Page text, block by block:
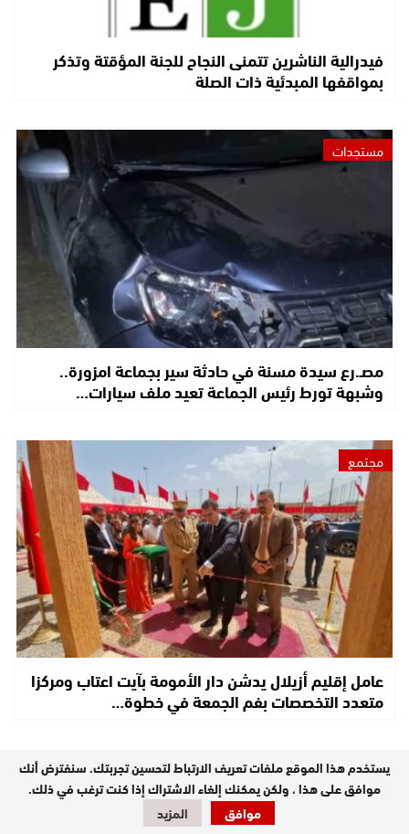
فيدرالية الناشرين تتمنى النجاح للجنة المؤقتة وتذكر
بمواقفها المبدئية ذات الصلة
مستجدات
مصـ.رع سيدة مسنة في حادثة سير بجماعة امزورة..
وشبهة تورط رئيس الجماعة تعيد ملف سيارات…
مجتمع
عامل إقليم أزيلال يدشن دار الأمومة بآيت اعتاب ومركزا
متعدد التخصصات بفم الجمعة في خطوة…
يستخدم هذا الموقع ملفات تعريف الارتباط لتحسين تجربتك. سنفترض أنك
موافق على هذا ، ولكن يمكنك إلغاء الاشتراك إذا كنت ترغب في ذلك.
موافق
المزيد